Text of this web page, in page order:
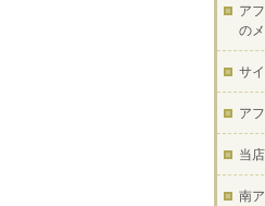
ア
の
サ
ア
当
南